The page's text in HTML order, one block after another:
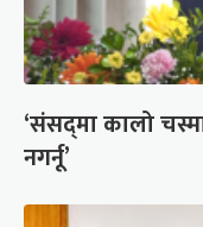
‘संसद्‍मा कालो
नगर्नू’